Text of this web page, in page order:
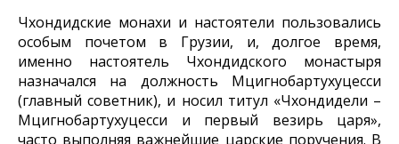
Чхондидские монахи и настоятели пользовались
особым почетом в Грузии, и, долгое время,
именно настоятель Чхондидского монастыря
назначался на должность Мцигнобартухуцесси
(главный советник), и носил титул «Чхондидели –
Мцигнобартухуцесси и первый везирь царя»,
часто выполняя важнейшие царские поручения. В